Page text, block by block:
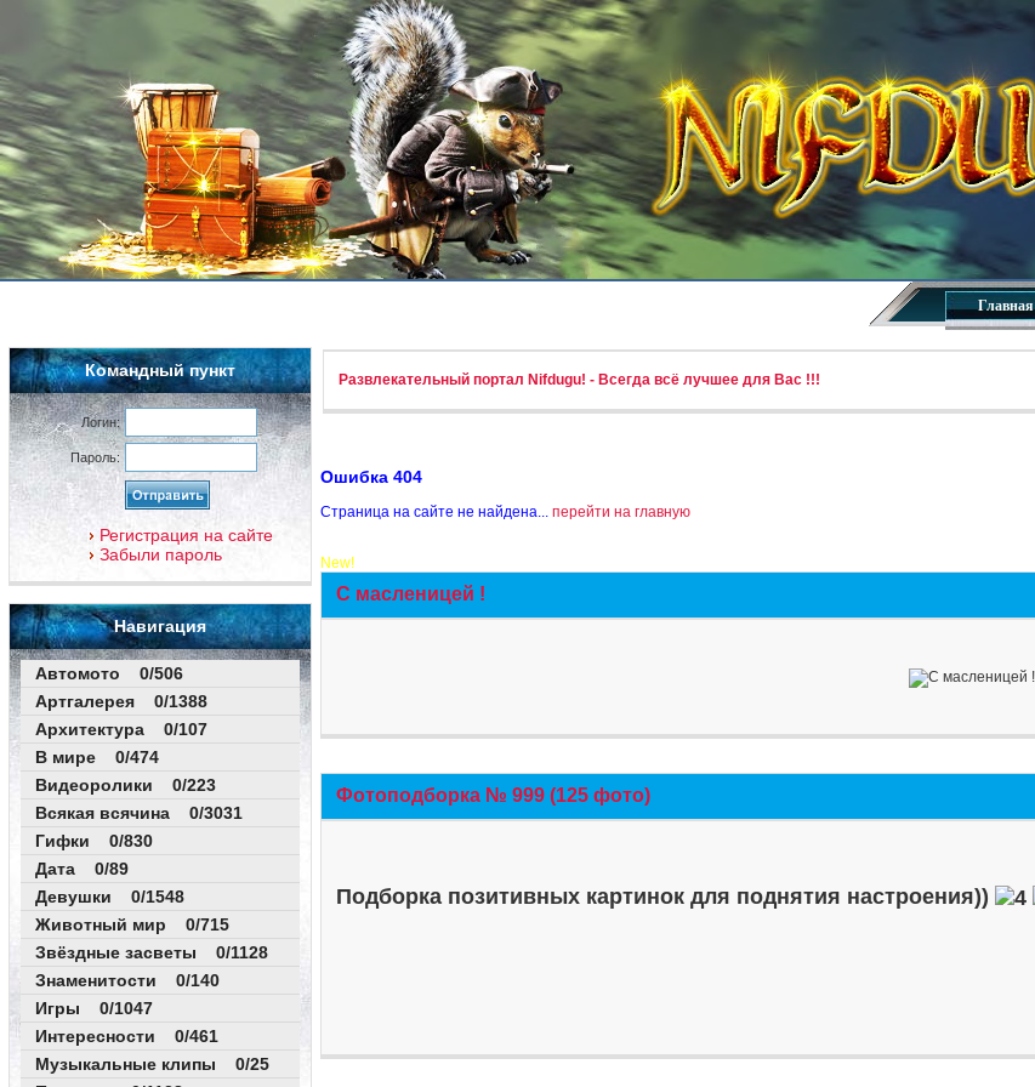
Главная
Командный пункт
Логин:
Пароль:
Регистрация на сайте
Забыли пароль
Навигация
Автомото 0/506
Артгалерея 0/1388
Архитектура 0/107
В мире 0/474
Видеоролики 0/223
Всякая всячина 0/3031
Гифки 0/830
Дата 0/89
Девушки 0/1548
Животный мир 0/715
Звёздные засветы 0/1128
Знаменитости 0/140
Игры 0/1047
Интересности 0/461
Музыкальные клипы 0/25
Развлекательный портал Nifdugu! - Всегда всё лучшее для Вас !!!
Ошибка 404
Страница на сайте не найдена... перейти на главную
New!
С масленицей !
Фотоподборка № 999 (125 фото)
Подборка позитивных картинок для поднятия настроения))